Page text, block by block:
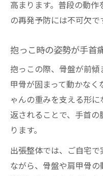
高まります。普段の動作
の再発予防には不可欠で
抱っこ時の姿勢が手首
抱っこの際、骨盤が前傾
甲骨が固まって動かなく
ゃんの重みを支える形に
返されることで、手首
ります。
出張整体では、ご自宅
ながら、骨盤や肩甲骨